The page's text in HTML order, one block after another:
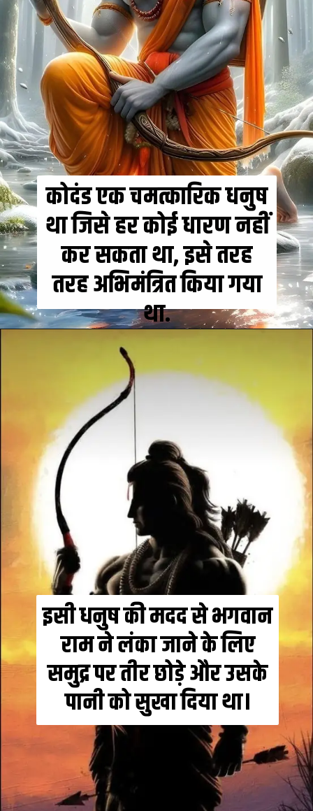
कोदंड एक चमत्कारिक धनुष
था जिसे हर कोई धारण नहीं
कर सकता था, इसे तरह
तरह अभिमंत्रित किया गया
था.
इसी धनुष की मदद से भगवान
राम ने लंका जाने के लिए
समुद्र पर तीर छोड़े और उसके
पानी को सुखा दिया था।